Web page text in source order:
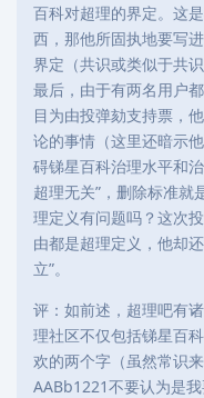
百科对超理的界定。这
西，那他所固执地要写
界定（共识或类似于共
最后，由于有两名用户
目为由投弹劾支持票，
论的事情（这里还暗示
碍锑星百科治理水平和
超理无关”，删除标准就
理定义有问题吗？这次
由都是超理定义，他却
立”。
评：如前述，超理吧有
理社区不仅包括锑星百
欢的两个字（虽然常识
AABb1221不要认为是